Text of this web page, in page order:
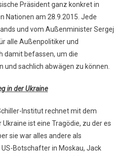
Präsident ganz konkret in
Nationen am 28.9.2015. Jede
und vom Außenminister Sergej
alle Außenpolitiker und
damit befassen, um die
und sachlich abwägen zu können.
in der Ukraine
Institut rechnet mit dem
Ukraine ist eine Tragödie, zu der es
sie war alles andere als
Botschafter in Moskau, Jack